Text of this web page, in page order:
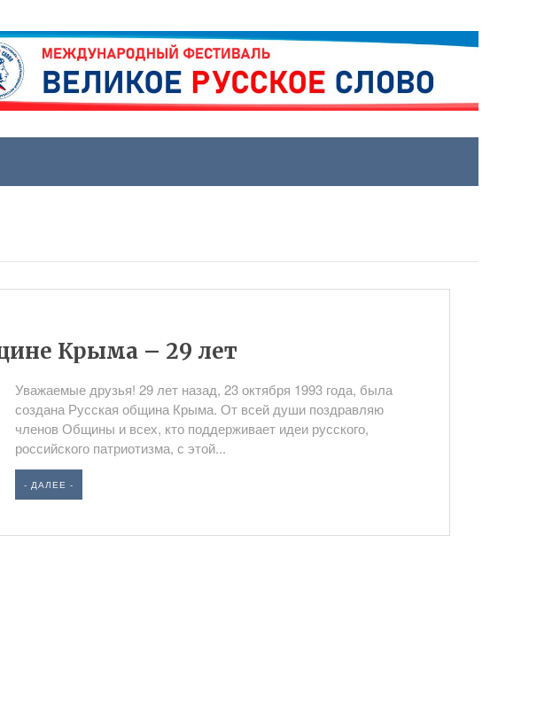
Крыма – 29 лет
Уважаемые друзья! 29 лет назад, 23 октября 1993 года, была
создана Русская община Крыма. От всей души поздравляю
членов Общины и всех, кто поддерживает идеи русского,
российского патриотизма, с этой...
- ДАЛЕЕ -